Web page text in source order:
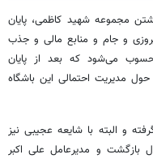
مجموعه شهید کاظمی، پایان
و جام و منابع مالی و جذب
می‌شود که بعد از پایان
مدیریت احتمالی این باشگاه
و البته با شایعه عجیبی نیز
و مدیرعامل علی اکبر